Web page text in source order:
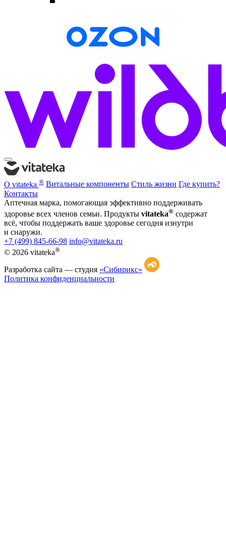
О vitateka ® Витальные компоненты Стиль жизни Где купить?
Контакты
Аптечная марка, помогающая эффективно поддерживать
здоровье всех членов семьи. Продукты vitateka® содержат
всё, чтобы поддержать ваше здоровье сегодня изнутри
и снаружи.
+7 (499) 845-66-98 info@vitateka.ru
© 2026 vitateka®
Разработка сайта — студия «Сибирикс»
Политика конфиденциальности